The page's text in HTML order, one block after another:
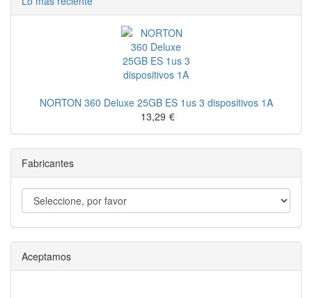
NORTON 360 Deluxe 25GB ES 1us 3 dispositivos 1A
13,29 €
Fabricantes
Aceptamos